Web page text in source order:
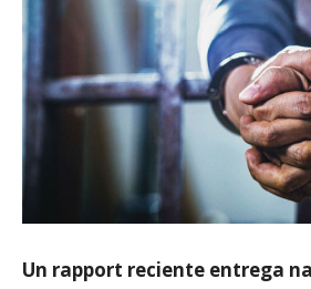
Aruba
Un rapport reciente entrega